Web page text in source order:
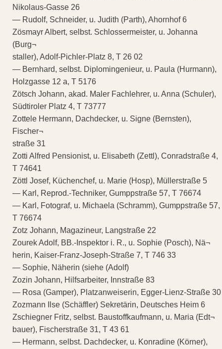
Nikolaus-Gasse 26
— Rudolf, Schneider, u. Judith (Parth), Ahornhof 6
Zösmayr Albert, selbst. Schlossermeister, u. Johanna
(Burg¬
staller), Adolf-Pichler-Platz 8, T 26 02
— Bernhard, selbst. Diplomingenieur, u. Paula (Hurmann),
Holzgasse 12 a, T 5176
Zötsch Johann, akad. Maler Fachlehrer, u. Anna (Schuler),
Südtiroler Platz 4, T 73777
Zottele Hermann, Dachdecker, u. Signe (Bernsten),
Fischer¬
straße 31
Zotti Alfred Pensionist, u. Elisabeth (Zettl), Conradstraße 4,
T 74641
Zöttl Josef, Küchenchef, u. Marie (Hosp), Müllerstraße 5
— Karl, Reprod.-Techniker, Gumppstraße 57, T 76674
— Karl, Fotograf, u. Michaela (Schramm), Gumppstraße 57,
T 76674
Zotz Johann, Magazineur, Langstraße 22
Zourek Adolf, BB.-Inspektor i. R., u. Sophie (Posch), Nä¬
herin, Kaiser-Franz-Joseph-Straße 7, T 746 33
— Sophie, Näherin (siehe (Adolf)
Zozin Johann, Hilfsarbeiter, Innstraße 83
— Rosa (Gamper), Platzanweiserin, Egger-Lienz-Straße 30
Zozmann Ilse (Schäffler) Sekretärin, Deutsches Heim 6
Zschiegner Fritz, selbst. Baustoffkaufmann, u. Maria (Edt¬
bauer), Fischerstraße 31, T 43 61
— Hermann, selbst. Dachdecker, u. Konradine (Körner),